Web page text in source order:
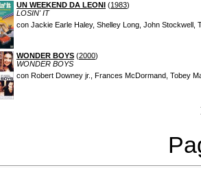
UN WEEKEND DA LEONI (1983)
LOSIN' IT
con Jackie Earle Haley, Shelley Long, John Stockwell,
WONDER BOYS (2000)
WONDER BOYS
con Robert Downey jr., Frances McDormand, Tobey